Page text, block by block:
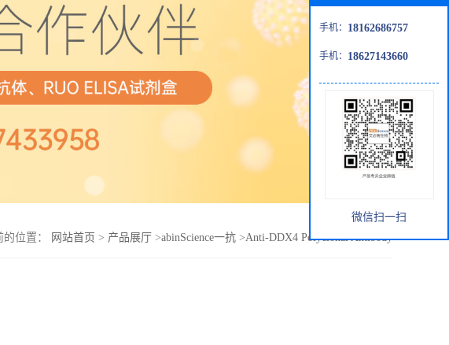
的位置： 网站首页 > 产品展厅 >abinScience一抗 >Anti-DDX4 Polyclonal Antibody
手机： 18162686757
手机： 18627143660
微信扫一扫